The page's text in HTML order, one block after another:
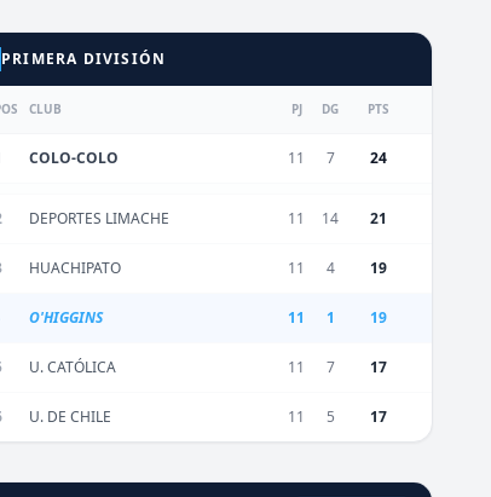
PRIMERA DIVISIÓN
CLUB PJ DG PTS
COLO-COLO 11 7 24
DEPORTES LIMACHE 11 14 21
HUACHIPATO 11 4 19
O'HIGGINS 11 1 19
U. CATÓLICA 11 7 17
U. DE CHILE 11 5 17